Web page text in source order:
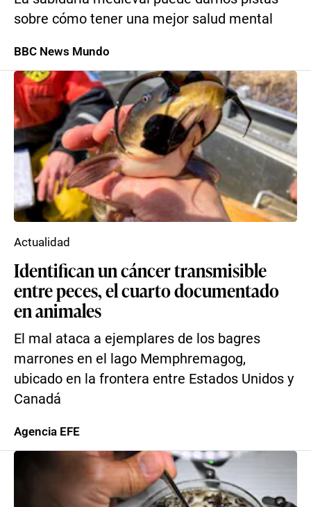
sobre cómo tener una mejor salud mental
BBC News Mundo
Identifican un cáncer transmisible
entre peces, el cuarto documentado
en animales
El mal ataca a ejemplares de los bagres
marrones en el lago Memphremagog,
ubicado en la frontera entre Estados Unidos y
Canadá
Actualidad
Agencia EFE